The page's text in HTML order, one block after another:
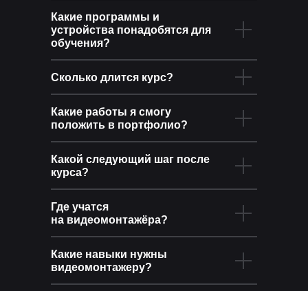
Какие программы и
устройства понадобятся для
обучения?
Сколько длится курс?
Какие работы я смогу
положить в портфолио?
Какой следующий шаг после
курса?
Где учатся
на видеомонтажёра?
Какие навыки нужны
видеомонтажеру?